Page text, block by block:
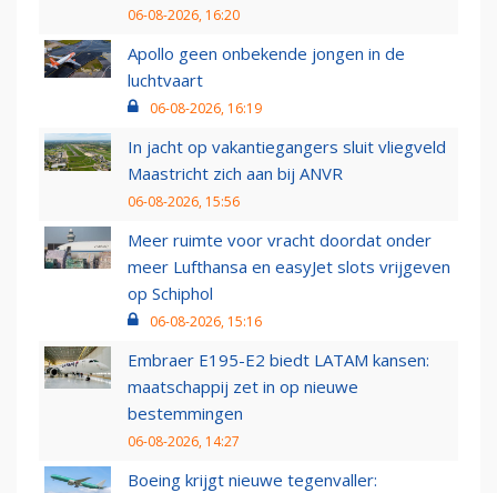
06-08-2026, 16:20
Apollo geen onbekende jongen in de
luchtvaart
06-08-2026, 16:19
In jacht op vakantiegangers sluit vliegveld
Maastricht zich aan bij ANVR
06-08-2026, 15:56
Meer ruimte voor vracht doordat onder
meer Lufthansa en easyJet slots vrijgeven
op Schiphol
06-08-2026, 15:16
Embraer E195-E2 biedt LATAM kansen:
maatschappij zet in op nieuwe
bestemmingen
06-08-2026, 14:27
Boeing krijgt nieuwe tegenvaller: